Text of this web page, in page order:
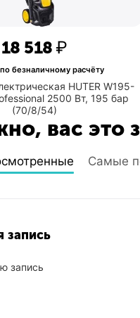
HUTER W195-
2500 Вт, 195 бар
(70/8/54)
18 518₽
безналичному расчёту
вас это
Самые
запись
запись